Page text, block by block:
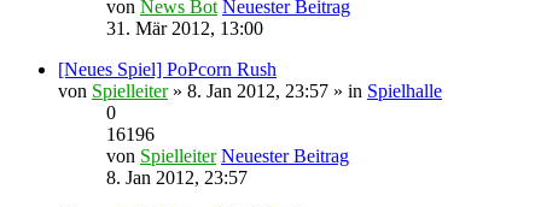
von News Bot Neuester Beitrag
31. Mär 2012, 13:00
[Neues Spiel] PoPcorn Rush
von Spielleiter» 8. Jan 2012, 23:57 » in Spielhalle
0
16196
von Spielleiter Neuester Beitrag
8. Jan 2012, 23:57